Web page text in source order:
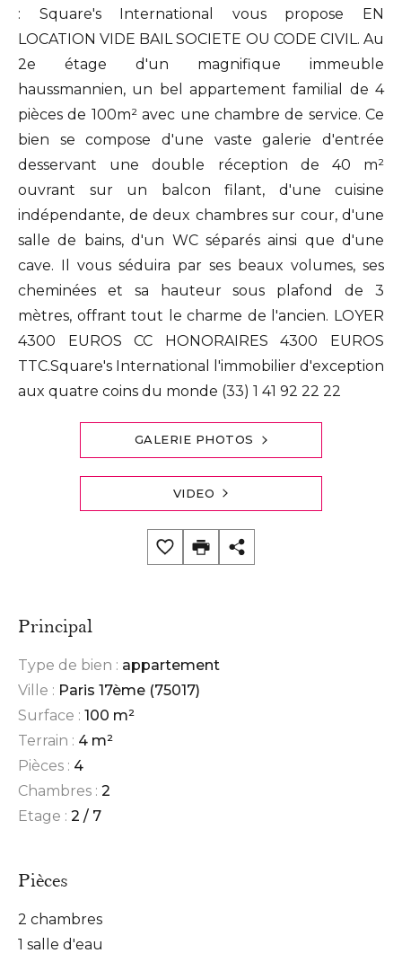
: Square's International vous propose EN
LOCATION VIDE BAIL SOCIETE OU CODE CIVIL. Au
2e étage d'un magnifique immeuble
haussmannien, un bel appartement familial de 4
pièces de 100m² avec une chambre de service. Ce
bien se compose d'une vaste galerie d'entrée
desservant une double réception de 40 m²
ouvrant sur un balcon filant, d'une cuisine
indépendante, de deux chambres sur cour, d'une
salle de bains, d'un WC séparés ainsi que d'une
cave. Il vous séduira par ses beaux volumes, ses
cheminées et sa hauteur sous plafond de 3
mètres, offrant tout le charme de l'ancien. LOYER
4300 EUROS CC HONORAIRES 4300 EUROS
TTC.Square's International l'immobilier d'exception
aux quatre coins du monde (33) 1 41 92 22 22
GALERIE PHOTOS
VIDEO
Principal
Type de bien : appartement
Ville : Paris 17ème (75017)
Surface : 100 m²
Terrain : 4 m²
Pièces : 4
Chambres : 2
Etage : 2 / 7
Pièces
2 chambres
1 salle d'eau